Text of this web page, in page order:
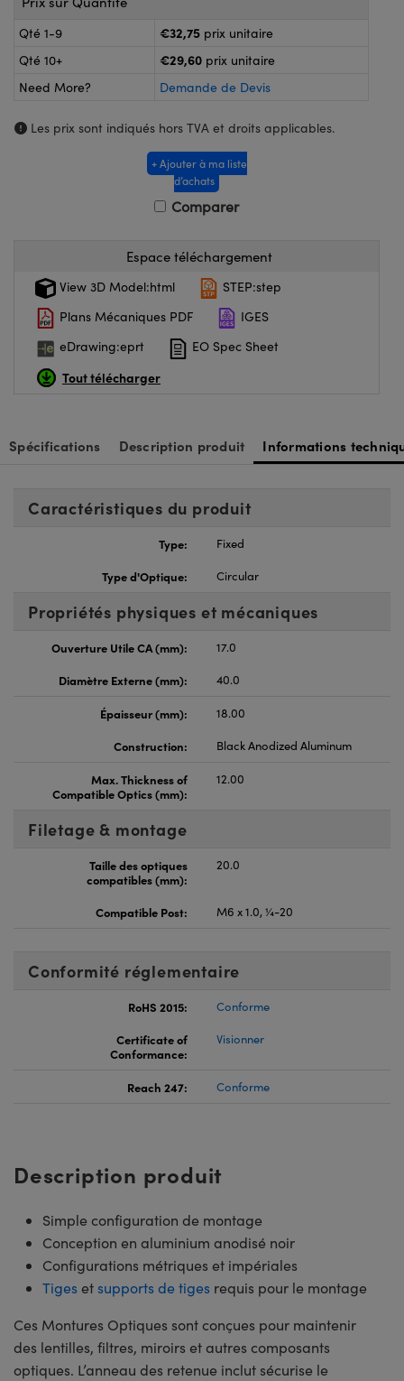
Poche ou à Mesure Directe
Lightpath
de SCHOTT
Qté 1-9 €32,75 prix unitaire
Qté 10+
€29,60 prix unitaire
Need More?
Demande de Devis
Les prix sont indiqués hors TVA et droits applicables.
+ Ajouter à ma liste
d’achats
Comparer
Espace téléchargement
View 3D Model:html
STEP:step
Plans Mécaniques PDF
IGES
eDrawing:eprt
EO Spec Sheet
Tout télécharger
Spécifications Description produit Informations
Caractéristiques du produit
Type:
Fixed
Type d'Optique:
Circular
Propriétés physiques et mécaniques
Ouverture Utile CA (mm):
17.0
Diamètre Externe (mm):
40.0
Épaisseur (mm):
18.00
Construction:
Black Anodized Aluminum
Max. Thickness of
Compatible Optics (mm):
12.00
Filetage & montage
Taille des optiques
compatibles (mm):
20.0
Compatible Post: M6 x 1.0, ¼-20
Conformité réglementaire
RoHS 2015:
Conforme
Certificate of
Conformance:
Visionner
Reach 247: Conforme
Description produit
Simple configuration de montage
Conception en aluminium anodisé noir
Configurations métriques et impériales
Tigeset supports de tiges requis pour le montage
Ces Montures Optiques sont conçues pour maintenir
des lentilles, filtres, miroirs et autres composants
optiques. L’anneau des retenue inclut sécurise le